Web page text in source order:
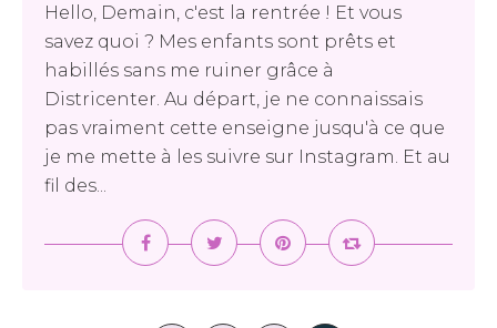
Hello, Demain, c'est la rentrée ! Et vous
savez quoi ? Mes enfants sont prêts et
habillés sans me ruiner grâce à
Districenter. Au départ, je ne connaissais
pas vraiment cette enseigne jusqu'à ce que
je me mette à les suivre sur Instagram. Et au
fil des...